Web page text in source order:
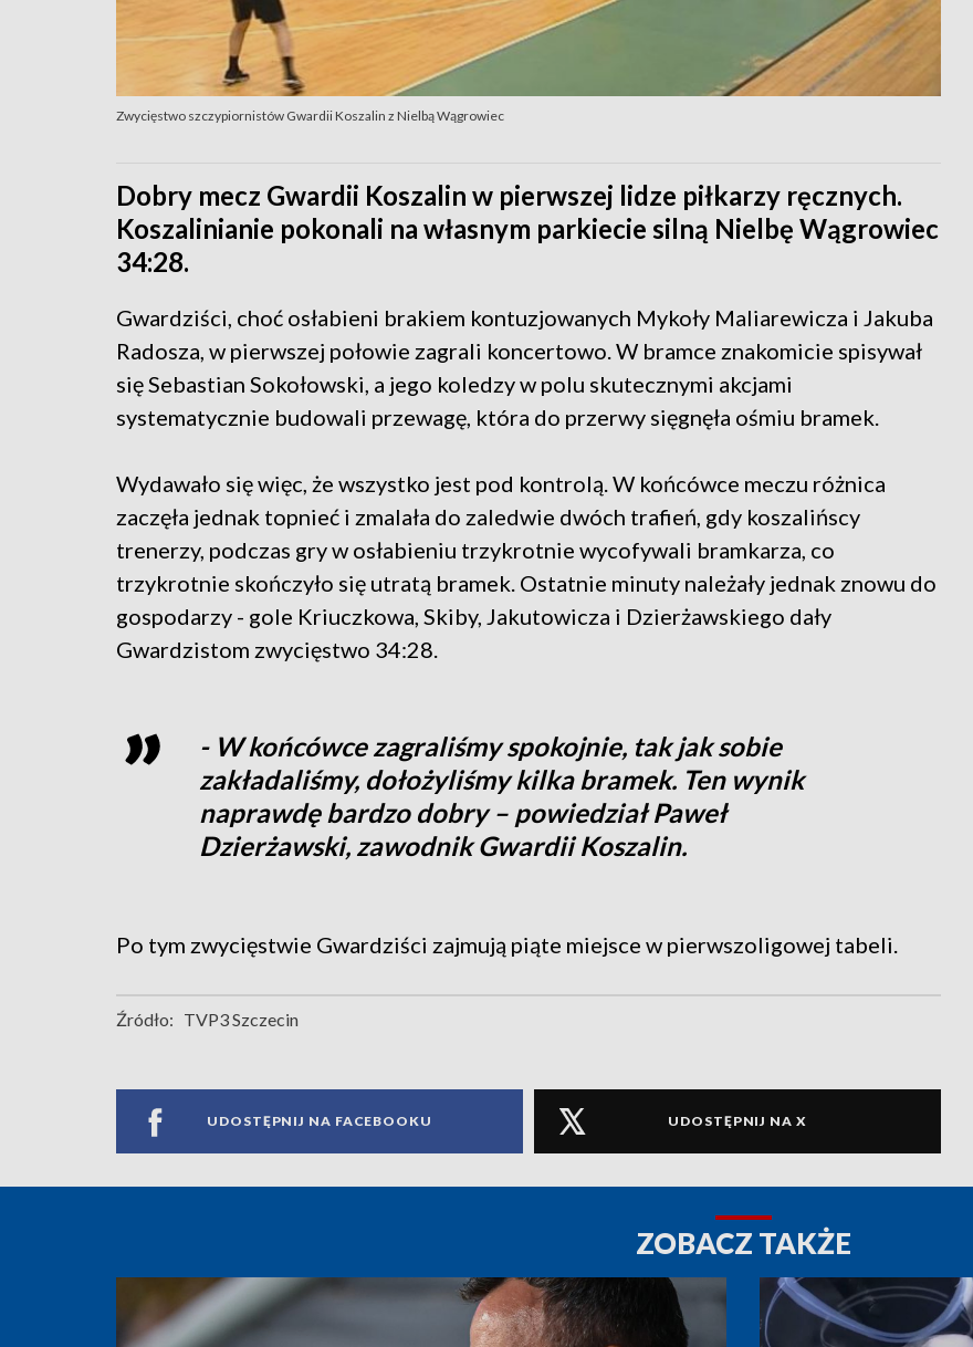
Zwycięstwo szczypiornistów Gwardii Koszalin z Nielbą Wągrowiec
Dobry mecz Gwardii Koszalin w pierwszej lidze piłkarzy ręcznych.
Koszalinianie pokonali na własnym parkiecie silną Nielbę Wągrowiec
34:28.
Gwardziści, choć osłabieni brakiem kontuzjowanych Mykoły Maliarewicza i Jakuba
Radosza, w pierwszej połowie zagrali koncertowo. W bramce znakomicie spisywał
się Sebastian Sokołowski, a jego koledzy w polu skutecznymi akcjami
systematycznie budowali przewagę, która do przerwy sięgnęła ośmiu bramek.
Wydawało się więc, że wszystko jest pod kontrolą. W końcówce meczu różnica
zaczęła jednak topnieć i zmalała do zaledwie dwóch trafień, gdy koszalińscy
trenerzy, podczas gry w osłabieniu trzykrotnie wycofywali bramkarza, co
trzykrotnie skończyło się utratą bramek. Ostatnie minuty należały jednak znowu do
gospodarzy - gole Kriuczkowa, Skiby, Jakutowicza i Dzierżawskiego dały
Gwardzistom zwycięstwo 34:28.
- W końcówce zagraliśmy spokojnie, tak jak sobie
zakładaliśmy, dołożyliśmy kilka bramek. Ten wynik
naprawdę bardzo dobry – powiedział Paweł
Dzierżawski, zawodnik Gwardii Koszalin.
Po tym zwycięstwie Gwardziści zajmują piąte miejsce w pierwszoligowej tabeli.
Źródło: TVP3 Szczecin
UDOSTĘPNIJ NA FACEBOOKU UDOSTĘPNIJ NA X
ZOBACZ TAKŻE